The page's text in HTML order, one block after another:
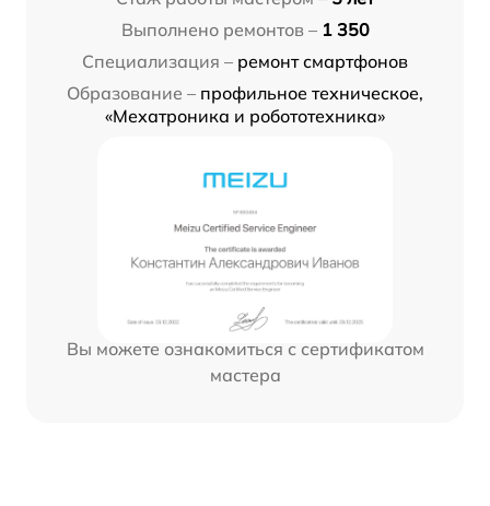
Выполнено ремонтов – 1 350
Специализация – ремонт смартфонов
Образование – профильное техническое,
«Мехатроника и робототехника»
Вы можете ознакомиться с сертификатом
мастера